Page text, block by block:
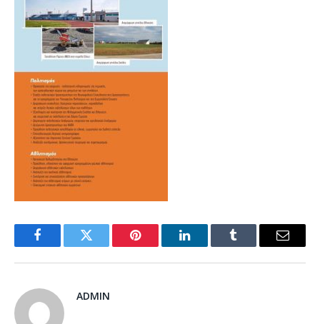
FacebookTwitter Pinterest LinkedInTumblr Email
ADMIN